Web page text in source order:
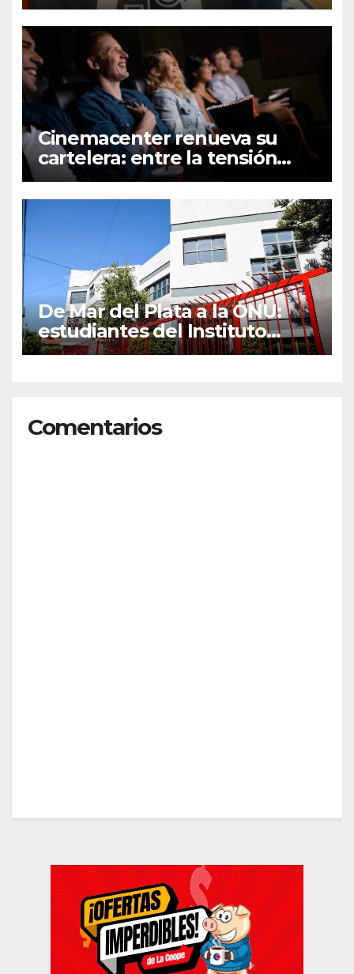
esfuerzo familiar y la jugada
que valió un Mundial
Cinemacenter renueva su
cartelera: entre la tensión
bélica, el terror paranoico y el
fenómeno del K-pop
De Mar del Plata a la ONU:
estudiantes del Instituto
Juvenilia representarán a la
Comentarios